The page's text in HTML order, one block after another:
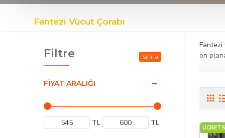
Fantezi Vücut Çorabı
Filtre Sıfırla
FIYAT ARALIĞI
TL TL
Fantezi
ön
Bu
özel
Fantezi
işçilik